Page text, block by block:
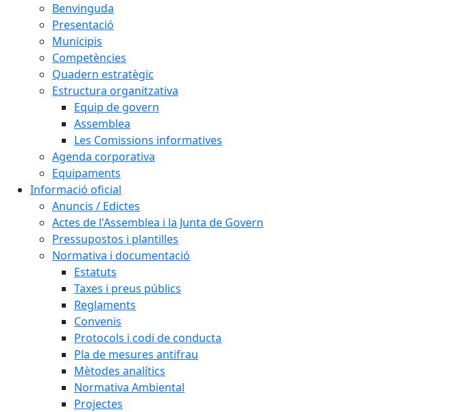
Benvinguda
Presentació
Municipis
Competències
Quadern estratègic
Estructura organitzativa
Equip de govern
Assemblea
Les Comissions informatives
Agenda corporativa
Equipaments
Informació oficial
Anuncis / Edictes
Actes de l'Assemblea i la Junta de Govern
Pressupostos i plantilles
Normativa i documentació
Estatuts
Taxes i preus públics
Reglaments
Convenis
Protocols i codi de conducta
Pla de mesures antifrau
Mètodes analítics
Normativa Ambiental
Projectes